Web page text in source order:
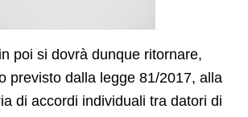
poi si dovrà dunque ritornare,
previsto dalla legge 81/2017, alla
di accordi individuali tra datori di